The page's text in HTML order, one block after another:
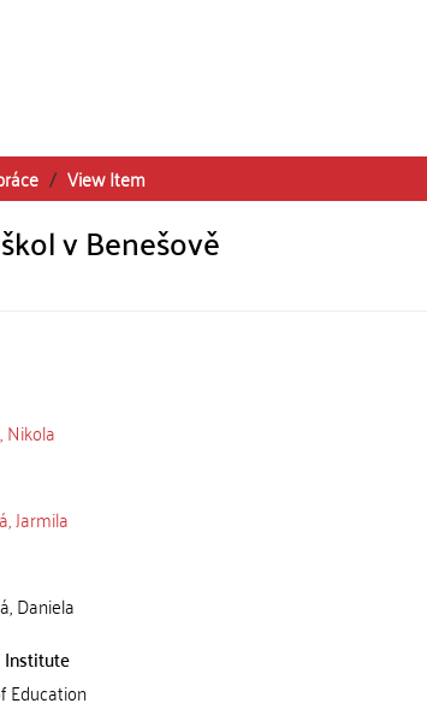
View Item
v Benešově
Nikola
Jarmila
Daniela
Education